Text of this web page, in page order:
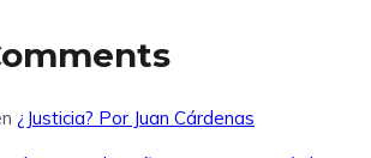
¿Justicia? Por Juan Cárdenas